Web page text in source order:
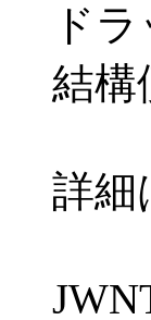
ド
結構
詳細